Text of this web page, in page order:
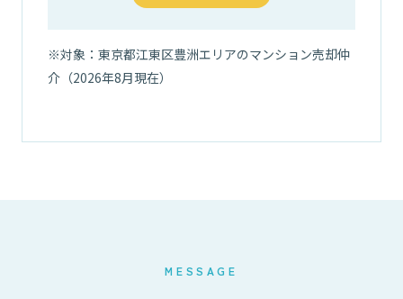
03
※対象：東京都江東区豊洲エリアのマンション売却仲
介（2026年8月現在）
MESSAGE